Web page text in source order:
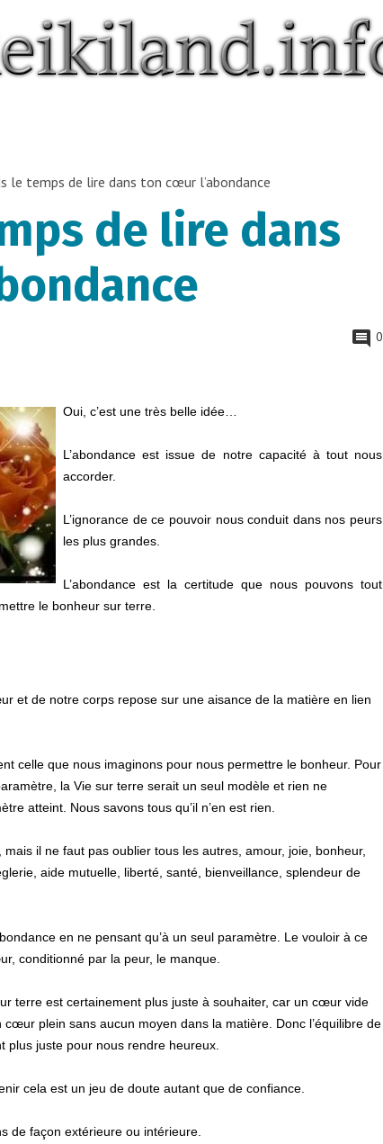
le temps de lire dans ton cœur l’abondance
de lire dans
0
Oui, c’est une très belle idée…
L’abondance est issue de notre capacité à tout nous
accorder.
L’ignorance de ce pouvoir nous conduit dans nos peurs
les plus grandes.
L’abondance est la certitude que nous pouvons tout
le bonheur sur terre.
et de notre corps repose sur une aisance de la matière en lien
celle que nous imaginons pour nous permettre le bonheur. Pour
la Vie sur terre serait un seul modèle et rien ne
atteint. Nous savons tous qu’il n’en est rien.
mais il ne faut pas oublier tous les autres, amour, joie, bonheur,
aide mutuelle, liberté, santé, bienveillance, splendeur de
en ne pensant qu’à un seul paramètre. Le vouloir à ce
conditionné par la peur, le manque.
terre est certainement plus juste à souhaiter, car un cœur vide
cœur plein sans aucun moyen dans la matière. Donc l’équilibre de
plus juste pour nous rendre heureux.
cela est un jeu de doute autant que de confiance.
de façon extérieure ou intérieure.